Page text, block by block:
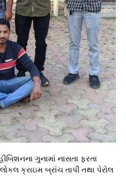
ગુનામાં નાસતા ફરતા
ક્રાઇમ બ્રાંચ તાપી તથા પેરોલ